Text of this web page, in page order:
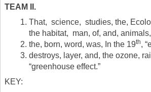
TEAM II.
That, science, studies, the,
the habitat, man, of, and,
the, born, word, was, In the 19th,
destroys, layer, and, the ozone,
“greenhouse effect.”
KEY: